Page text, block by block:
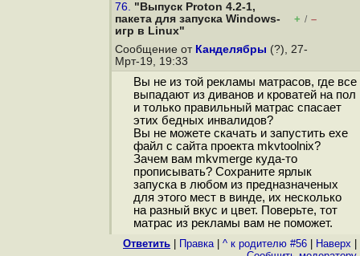
76. "Выпуск Proton 4.2-1,
пакета для запуска Windows-
игр в Linux"
+ / –
Сообщение от Канделябры (?), 27-
Мрт-19, 19:33
Вы не из той рекламы матрасов, где все
выпадают из диванов и кроватей на пол
и только правильный матрас спасает
этих бедных инвалидов?
Вы не можете скачать и запустить exe
файл с сайта проекта mkvtoolnix?
Зачем вам mkvmerge куда-то
прописывать? Сохраните ярлык
запуска в любом из предназначеных
для этого мест в винде, их несколько
на разный вкус и цвет. Поверьте, тот
матрас из рекламы вам не поможет.
Ответить Правка| ^ к родителю #56 Наверх